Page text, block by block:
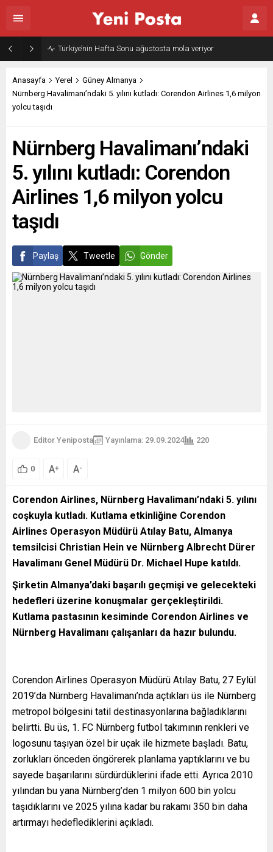
Türkiye’nin Hafta Sonu ağustosta mola veriyor
Anasayfa Yerel
Güney Almanya
Nürnberg Havalimanı’ndaki 5. yılını kutladı: Corendon Airlines 1,6 milyon
yolcu taşıdı
Nürnberg Havalimanı’ndaki
5. yılını kutladı: Corendon
Airlines 1,6 milyon yolcu
taşıdı
Paylaş Tweetle Gönder
Editor Yeniposta Yayınlama: 29.09.2024 220
0 A+ A-
Corendon Airlines, Nürnberg Havalimanı’ndaki 5. yılını
coşkuyla kutladı. Kutlama etkinliğine Corendon
Airlines Operasyon Müdürü Atılay Batu, Almanya
temsilcisi Christian Hein ve Nürnberg Albrecht Dürer
Havalimanı Genel Müdürü Dr. Michael Hupe katıldı.
Şirketin Almanya’daki başarılı geçmişi ve gelecekteki
hedefleri üzerine konuşmalar gerçekleştirildi.
Kutlama pastasının kesiminde Corendon Airlines ve
Nürnberg Havalimanı çalışanları da hazır bulundu.
Corendon Airlines Operasyon Müdürü Atılay Batu, 27 Eylül
2019’da Nürnberg Havalimanı’nda açtıkları üs ile Nürnberg
metropol bölgesini tatil destinasyonlarına bağladıklarını
belirtti. Bu üs, 1. FC Nürnberg futbol takımının renkleri ve
logosunu taşıyan özel bir uçak ile hizmete başladı. Batu,
zorlukları önceden öngörerek planlama yaptıklarını ve bu
sayede başarılarını sürdürdüklerini ifade etti. Ayrıca 2010
yılından bu yana Nürnberg’den 1 milyon 600 bin yolcu
taşıdıklarını ve 2025 yılına kadar bu rakamı 350 bin daha
artırmayı hedeflediklerini açıkladı.